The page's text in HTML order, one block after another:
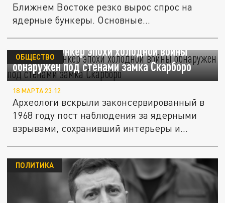
Ближнем Востоке резко вырос спрос на
ядерные бункеры. Основные...
Забытый бункер эпохи холодной войны
обнаружен под стенами замка Скарборо
ОБЩЕСТВО
18 МАРТА 23:12
Археологи вскрыли законсервированный в
1968 году пост наблюдения за ядерными
взрывами, сохранивший интерьеры и...
ПОЛИТИКА